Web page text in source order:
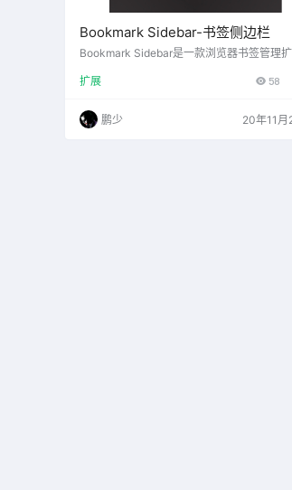
Bookmark Sidebar-书签侧边栏
Bookmark Sidebar是一款浏览器书签管理扩
点击或鼠标滑过提前设定的相应位置即可展
列书签，以及更多自定义功能。
扩展 58
鹏少 20年11月